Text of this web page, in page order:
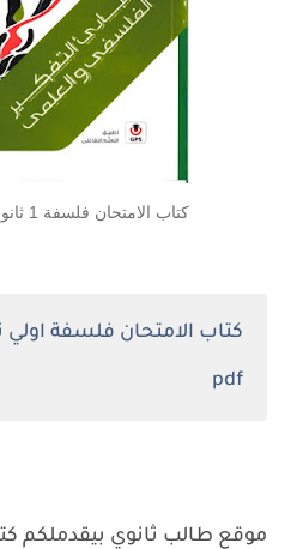
كتاب الامتحان فلسفة 1 ثانوي 2025 ترم اول pdf
pdf
موقع طالب ثانوي بيقدملكم